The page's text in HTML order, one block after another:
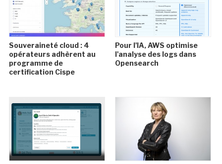
Souveraineté cloud : 4
opérateurs adhèrent au
programme de
certification Cispe
Pour l'IA, AWS optimise
l'analyse des logs dans
Opensearch